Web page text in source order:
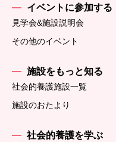
イベントに参加する
見学会&施設説明会
その他のイベント
施設をもっと知る
社会的養護施設一覧
施設のおたより
社会的養護を学ぶ